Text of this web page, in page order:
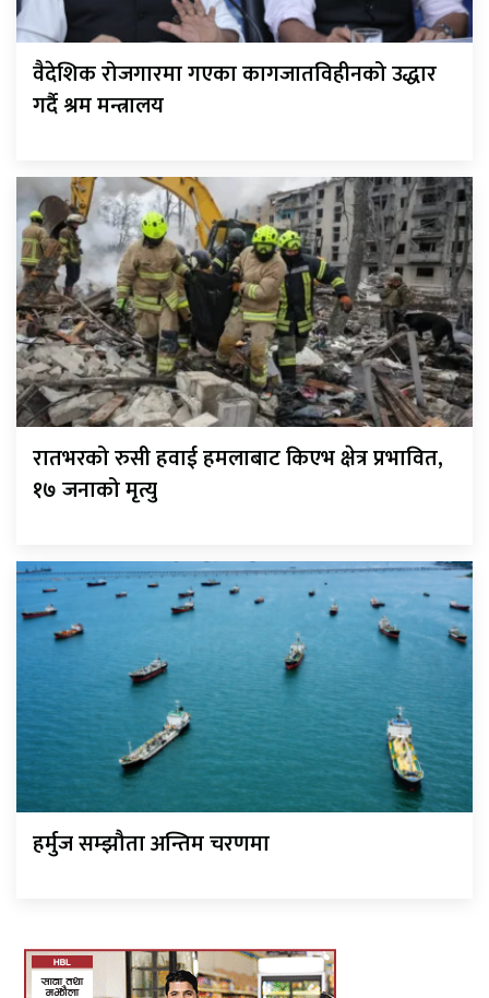
वैदेशिक रोजगारमा गएका कागजातविहीनको उद्धार
गर्दै श्रम मन्त्रालय
रातभरको रुसी हवाई हमलाबाट किएभ क्षेत्र प्रभावित,
१७ जनाको मृत्यु
हर्मुज सम्झौता अन्तिम चरणमा